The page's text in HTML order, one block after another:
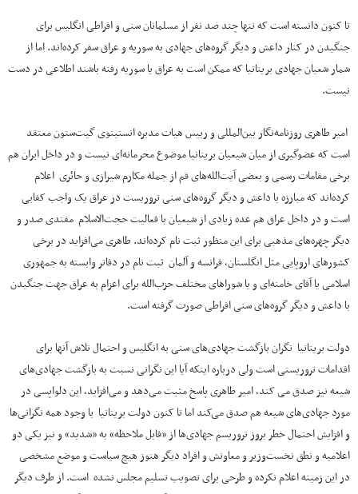
تا کنون دانسته است که تنها چند صد نفر از مسلمانان سنی و افراطی انگلیس برای
جنگیدن در کنار داعش و دیگر گروه‌های جهادی به سوریه و عراق سفر کرده‌اند. اما از
شمار شعیان جهادی بریتانیا که ممکن است به عراق یا سوریه رفته باشند اطلاعی در دست
نیست.
امیر طاهری روزنامه‌نگار بین‌المللی و رییس هیات مدیره انستیتوی گیت‌ستون معتقد
است که عضوگیری از میان شیعیان بریتانیا موضوع محرمانه‌ای نیست و در داخل ایران هم
برخی مقامات رسمی و بعضی آیت‌الله‌های قم از جمله مکارم شیرازی و حائری اعلام
کرده‌اند که مبارزه با داعش و دیگر گروه‌های سنی تروریست در عراق یک واجب کفایی
است و در داخل عراق هم عده زیادی از شیعیان با فعالیت حجت‌الاسلام مقتدی صدر و
دیگر چهره‌های مذهبی برای این منظور ثبت نام کرده‌اند. طاهری می‌افزاید در برخی
کشورهای اروپایی مثل انگلستان، فرانسه و آلمان ثبت نام در دفاتر وابسته به جمهوری
اسلامی یا آقای خامنه‌ای و یا شوراهای مختلف حزب‌الله برای اعزام به عراق جهت جنگیدن
با داعش و دیگر گروه‌های سنی افراطی صورت گرفته است.
دولت بریتانیا نگران بازگشت جهادی‌های سنی به انگلیس و احتمال تلاش آنها برای
اقدامات تروریستی است ولی درباره اینکه آیا این نگرانی نسبت به بازگشت جهادی‌های
شیعه نیز صدق می کند، امیر طاهری پاسخ مثبت می‌دهد و می‌افزاید، این دلواپسی در
مورد جهادی‌های شیعه هم صدق می‌کند اما تا کنون دولت بریتانیا با وجود همه نگرانی‌ها
و افزایش احتمال خطر بروز تروریسم جهادی‌ها از «قابل ملاحظه» به «شدید» و نیز یکی دو
اعلامیه و نطق نخست‌وزیر و معاونش و افراد دیگر هنوز هیچ سیاست و موضع مشخصی
در این زمینه اعلام نکرده و طرحی برای تصویب تسلیم مجلس نشده است. از طرف دیگر